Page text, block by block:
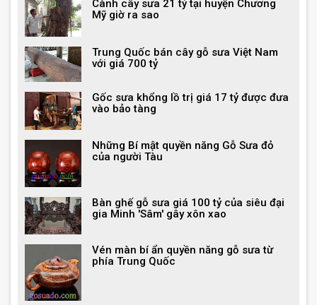
Cành cây sưa 21 tỷ tại huyện Chương
Mỹ giờ ra sao
Trung Quốc bán cây gỗ sưa Việt Nam
với giá 700 tỷ
Gốc sưa khổng lồ trị giá 17 tỷ được đưa
vào bảo tàng
Những Bí mật quyền năng Gỗ Sưa đỏ
của người Tàu
Bàn ghế gỗ sưa giá 100 tỷ của siêu đại
gia Minh 'Sâm' gây xôn xao
Vén màn bí ẩn quyền năng gỗ sưa từ
phía Trung Quốc